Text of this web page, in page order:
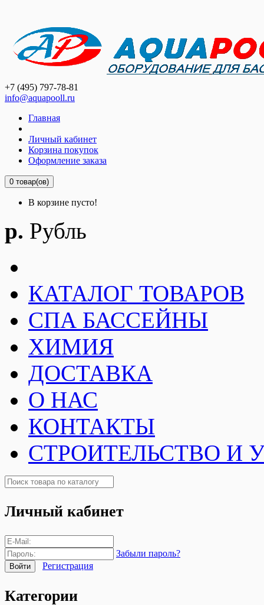
+7 (495) 797-78-81
info@aquapooll.ru
Главная
Личный кабинет
Корзина покупок
Оформление заказа
0 товар(ов)
В корзине пусто!
р. Рубль
КАТАЛОГ ТОВАРОВ
СПА БАССЕЙНЫ
ХИМИЯ
ДОСТАВКА
О НАС
КОНТАКТЫ
СТРОИТЕЛЬСТВО И
Личный кабинет
Забыли пароль?
Регистрация
Категории